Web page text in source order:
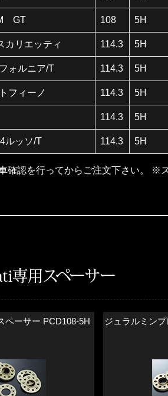
GT 108 5H
カリエッティ 114.3 5H
ォルニア/T 114.3 5H
フィーノ 114.3 5H
114.3 5H
ルッソ/T 114.3 5H
確認を行ってからご注文下さい。 ※
ペーサー PCD108-5H ジュラルミン